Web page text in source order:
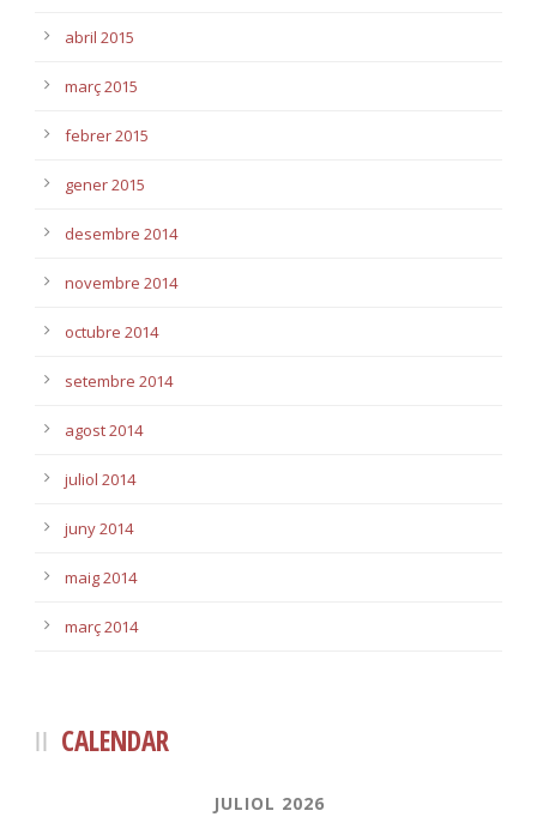
abril 2015
març 2015
febrer 2015
gener 2015
desembre 2014
novembre 2014
octubre 2014
setembre 2014
agost 2014
juliol 2014
juny 2014
maig 2014
març 2014
CALENDAR
JULIOL 2026